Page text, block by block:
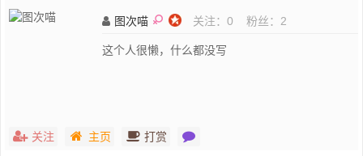
图次喵 关注： 0 粉丝： 2
这个人很懒，什么都没写
关注 主页 打赏